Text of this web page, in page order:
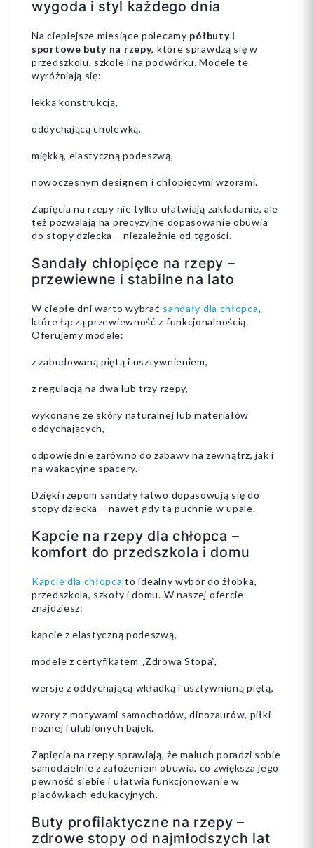
wygoda i styl każdego dnia
Na cieplejsze miesiące polecamy półbuty i
sportowe buty na rzepy, które sprawdzą się w
przedszkolu, szkole i na podwórku. Modele te
wyróżniają się:
lekką konstrukcją,
oddychającą cholewką,
miękką, elastyczną podeszwą,
nowoczesnym designem i chłopięcymi wzorami.
Zapięcia na rzepy nie tylko ułatwiają zakładanie, ale
też pozwalają na precyzyjne dopasowanie obuwia
do stopy dziecka – niezależnie od tęgości.
Sandały chłopięce na rzepy –
przewiewne i stabilne na lato
W ciepłe dni warto wybrać sandały dla chłopca,
które łączą przewiewność z funkcjonalnością.
Oferujemy modele:
z zabudowaną piętą i usztywnieniem,
z regulacją na dwa lub trzy rzepy,
wykonane ze skóry naturalnej lub materiałów
oddychających,
odpowiednie zarówno do zabawy na zewnątrz, jak i
na wakacyjne spacery.
Dzięki rzepom sandały łatwo dopasowują się do
stopy dziecka – nawet gdy ta puchnie w upale.
Kapcie na rzepy dla chłopca –
komfort do przedszkola i domu
Kapcie dla chłopca to idealny wybór do żłobka,
przedszkola, szkoły i domu. W naszej ofercie
znajdziesz:
kapcie z elastyczną podeszwą,
modele z certyfikatem „Zdrowa Stopa”,
wersje z oddychającą wkładką i usztywnioną piętą,
wzory z motywami samochodów, dinozaurów, piłki
nożnej i ulubionych bajek.
Zapięcia na rzepy sprawiają, że maluch poradzi sobie
samodzielnie z założeniem obuwia, co zwiększa jego
pewność siebie i ułatwia funkcjonowanie w
placówkach edukacyjnych.
Buty profilaktyczne na rzepy –
zdrowe stopy od najmłodszych lat